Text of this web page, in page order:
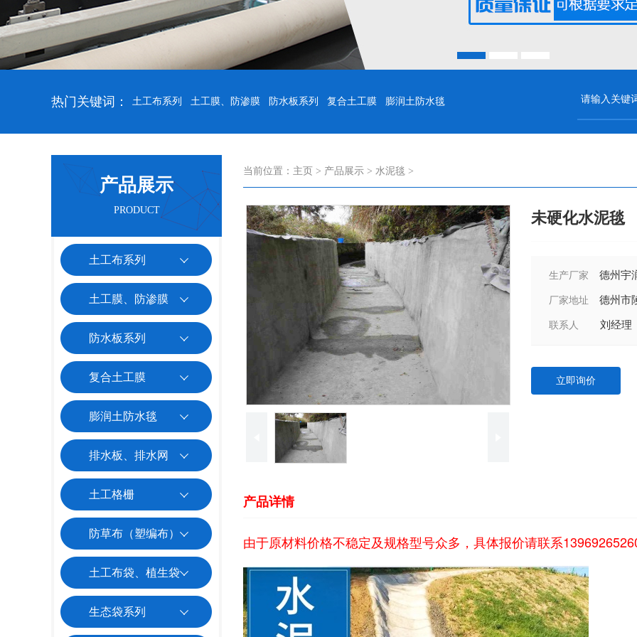
热门关键词： 土工布系列 土工膜、防渗膜 防水板系列 复合土工膜 膨润土防水毯
产品展示
PRODUCT
土工布系列
土工膜、防渗膜
防水板系列
复合土工膜
膨润土防水毯
排水板、排水网
土工格栅
防草布（塑编布）
土工布袋、植生袋
生态袋系列
当前位置： 主页 > 产品展示 > 水泥毯 >
未硬化水泥毯
生产厂家 德州宇
厂家地址 德州市
联系人 刘经理
立即询价
产品详情
由于原材料价格不稳定及规格型号众多，具体报价请联系